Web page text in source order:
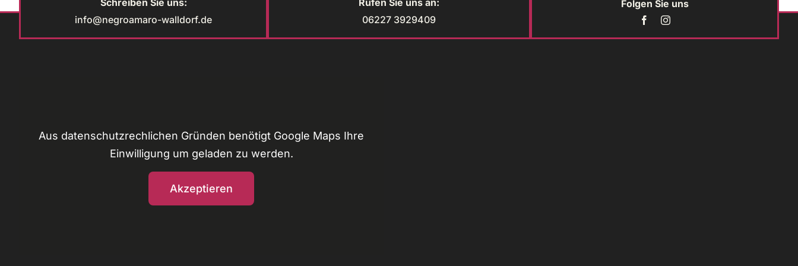
Schreiben Sie uns:
info@negroamaro-walldorf.de
Rufen Sie uns an:
06227 3929409
Folgen Sie uns
Aus datenschutzrechlichen Gründen benötigt Google Maps Ihre
Einwilligung um geladen zu werden.
Akzeptieren